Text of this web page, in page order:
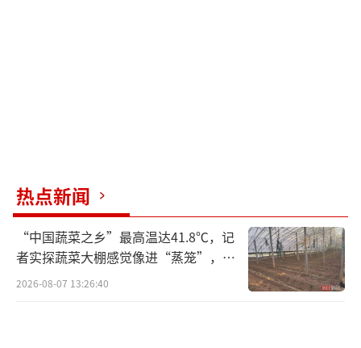
热点新闻
“中国蔬菜之乡”最高温达41.8℃，记
者实探蔬菜大棚感觉像进“蒸笼”，有
村民称只能凌晨两点起来干活
2026-08-07 13:26:40